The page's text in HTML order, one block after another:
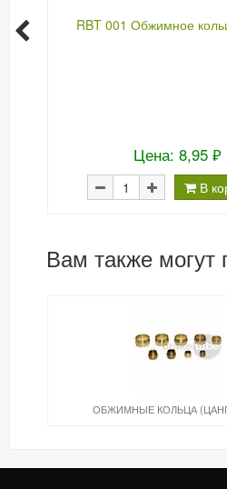
RBT 001 Обжимное
Цена: 8,95 ₽
В
Вам также могут
ОБЖИМНЫЕ КОЛЬЦА